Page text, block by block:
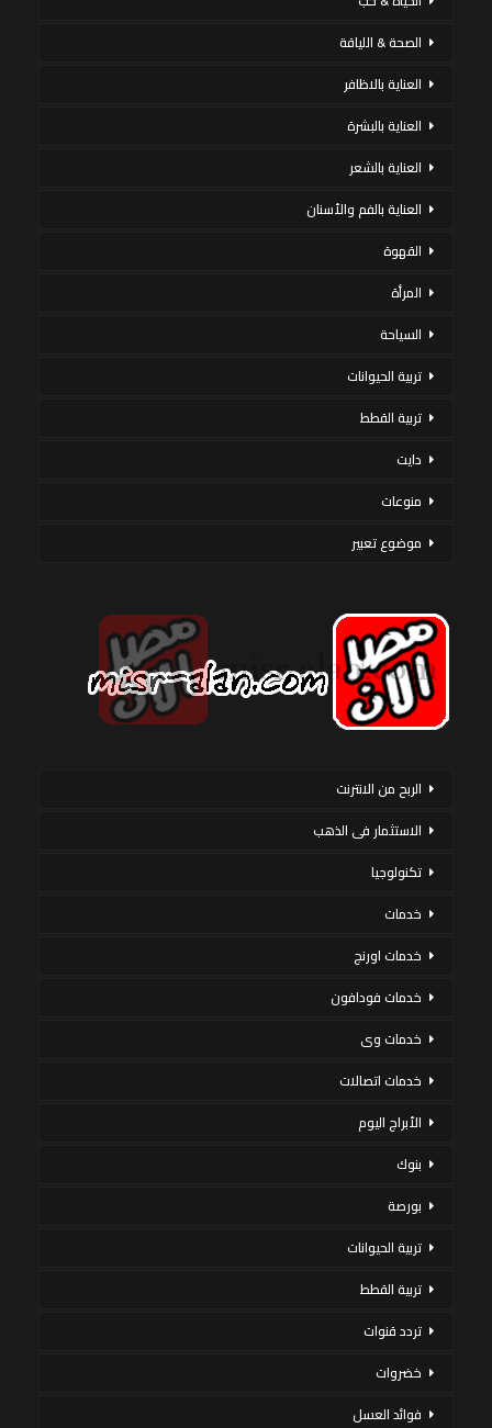
الصحة & اللياقة
العناية بالاظافر
العناية بالبشرة
العناية بالشعر
العناية بالفم والأسنان
القهوة
المرأة
السياحة
تربية الحيوانات
تربية القطط
دايت
منوعات
موضوع تعبير
الربح من الانترنت
الاستثمار فى الذهب
تكنولوجيا
خدمات
خدمات اورنج
خدمات فودافون
خدمات وى
خدمات اتصالات
الأبراج اليوم
بنوك
بورصة
تربية الحيوانات
تربية القطط
تردد قنوات
خضروات
فوائد العسل